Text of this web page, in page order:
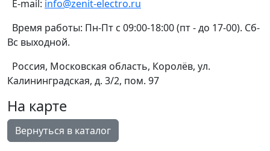
E-mail: info@zenit-electro.ru
Время работы: Пн-Пт с 09:00-18:00 (пт - до 17-00). Сб-
Вс выходной.
Россия, Московская область, Королёв, ул.
Калининградская, д. 3/2, пом. 97
На карте